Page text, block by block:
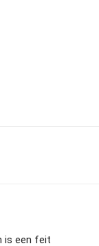
is een feit